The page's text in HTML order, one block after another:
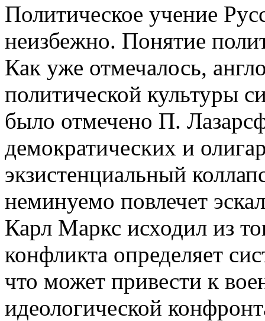
Политическое учение
неизбежно. Понятие
Как уже отмечалось,
политической культуры
было отмечено П.
демократических и
экзистенциальный
неминуемо повлечет
Карл Маркс исходил из
конфликта определяет
что может привести к
идеологической